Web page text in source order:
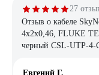
27
Отзыв о кабеле
4x2x0,46, FLUKE
черный CSL-UTP-4-
Евгений Г.